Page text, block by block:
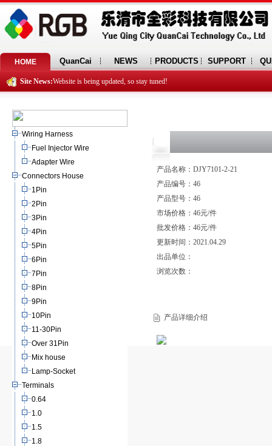
HOME QuanCai NEWS PRODUCTS SUPPORT
Site News:Website is being updated, so stay tuned!
Wiring Harness
Fuel Injector Wire
Adapter Wire
Connectors House
1Pin
2Pin
3Pin
4Pin
5Pin
6Pin
7Pin
8Pin
9Pin
10Pin
11-30Pin
Over 31Pin
Mix house
Lamp-Socket
Terminals
0.64
1.0
1.5
1.8
产品名称：DJY7101-2-21
产品编号：46
产品型号：46
市场价格：46元/件
批发价格：46元/件
更新时间：2021.04.29
出品单位：
浏览次数：
产品详细介绍